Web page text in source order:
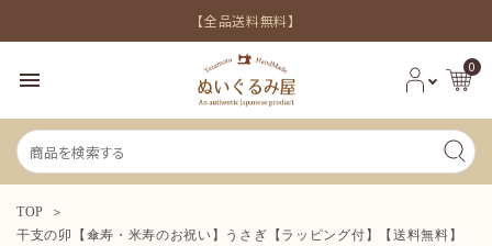
【全品送料無料】
menu
0
TOP
干支の卯【傘寿・米寿のお祝い】うさぎ【ラッピング付】【送料無料】